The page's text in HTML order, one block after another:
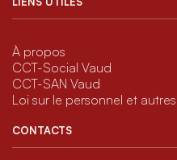
À propos
CCT-Social Vaud
CCT-SAN Vaud
Loi sur le personnel et
CONTACTS